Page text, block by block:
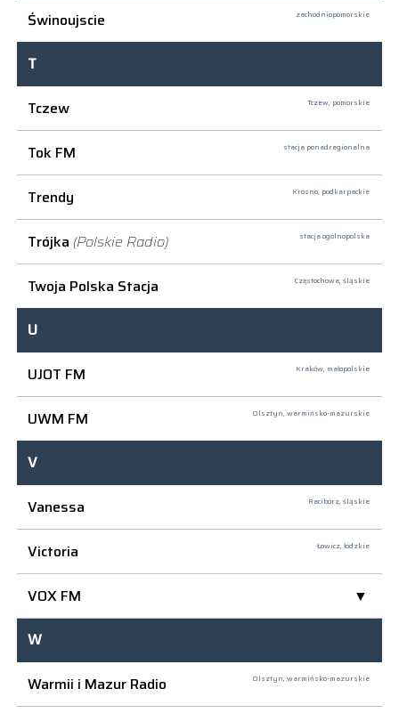
Świnoujscie
zachodniopomorskie
T
Tczew
Tczew, pomorskie
Tok FM stacja ponadregionalna
Trendy Krosno, podkarpackie
Trójka (Polskie Radio) stacja ogólnopolska
Twoja Polska Stacja Częstochowa, śląskie
U
UJOT FM
Kraków, małopolskie
UWM FM Olsztyn, warmińsko-mazurskie
V
Vanessa
Racibórz, śląskie
Victoria Łowicz, łódzkie
VOX FM
W
Warmii i Mazur Radio
Olsztyn, warmińsko-mazurskie